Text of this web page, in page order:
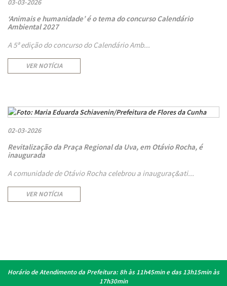
03-03-2026
‘Animais e humanidade’ é o tema do concurso Calendário
Ambiental 2027
A 5ª edição do concurso do Calendário Amb...
VER NOTÍCIA
02-03-2026
Revitalização da Praça Regional da Uva, em Otávio Rocha, é
inaugurada
A comunidade de Otávio Rocha celebrou a inauguraç&ati...
VER NOTÍCIA
Horário de Atendimento da Prefeitura: 8h às 11h45min e das 13h15min às
17h30min